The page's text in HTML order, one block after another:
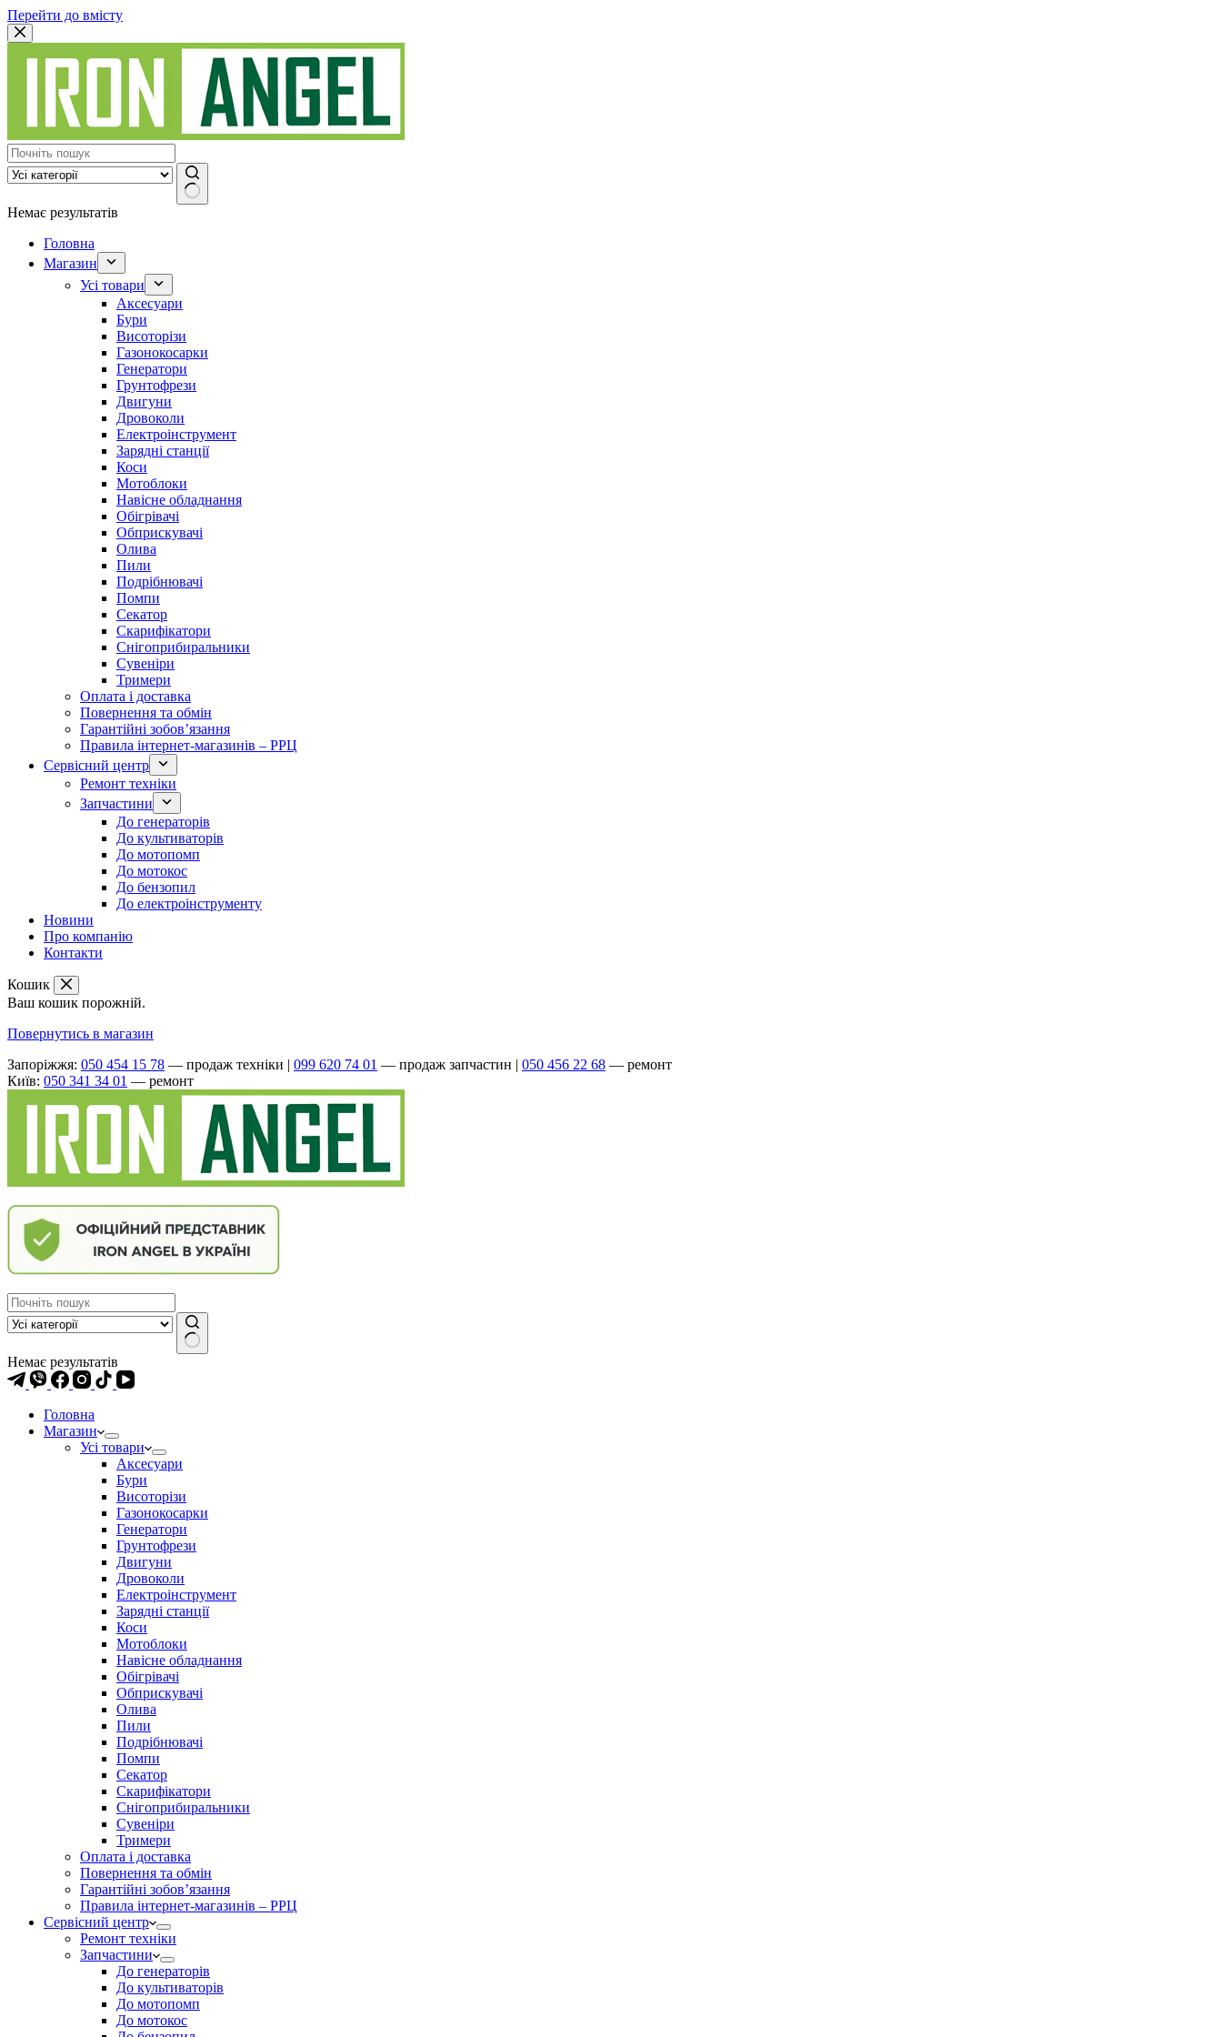
Перейти до вмісту
Немає результатів
Головна
Магазин
Усі товари
Аксесуари
Бури
Висоторізи
Газонокосарки
Генератори
Грунтофрези
Двигуни
Дровоколи
Електроінструмент
Зарядні станції
Коси
Мотоблоки
Навісне обладнання
Обігрівачі
Обприскувачі
Олива
Пили
Подрібнювачі
Помпи
Секатор
Скарифікатори
Снігоприбиральники
Сувеніри
Тримери
Оплата і доставка
Повернення та обмін
Гарантійні зобов’язання
Правила інтернет-магазинів – РРЦ
Сервісний центр
Ремонт техніки
Запчастини
До генераторів
До культиваторів
До мотопомп
До мотокос
До бензопил
До електроінструменту
Новини
Про компанію
Контакти
Кошик
Ваш кошик порожній.
Повернутись в магазин
Запоріжжя: 050 454 15 78 — продаж техніки | 099 620 74 01 — продаж запчастин | 050 456 22 68 — ремонт
Київ: 050 341 34 01 — ремонт
Немає результатів
Головна
Магазин
Усі товари
Аксесуари
Бури
Висоторізи
Газонокосарки
Генератори
Грунтофрези
Двигуни
Дровоколи
Електроінструмент
Зарядні станції
Коси
Мотоблоки
Навісне обладнання
Обігрівачі
Обприскувачі
Олива
Пили
Подрібнювачі
Помпи
Секатор
Скарифікатори
Снігоприбиральники
Сувеніри
Тримери
Оплата і доставка
Повернення та обмін
Гарантійні зобов’язання
Правила інтернет-магазинів – РРЦ
Сервісний центр
Ремонт техніки
Запчастини
До генераторів
До культиваторів
До мотопомп
До мотокос